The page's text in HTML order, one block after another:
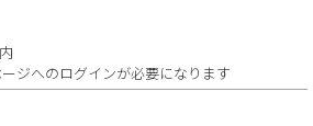
ジへのログインが必要になります